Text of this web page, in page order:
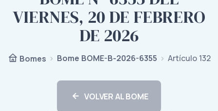
VIERNES, 20 DE FEBRERO
DE 2026
Bomes Bome BOME-B-2026-6355 Artículo 132
VOLVER AL BOME